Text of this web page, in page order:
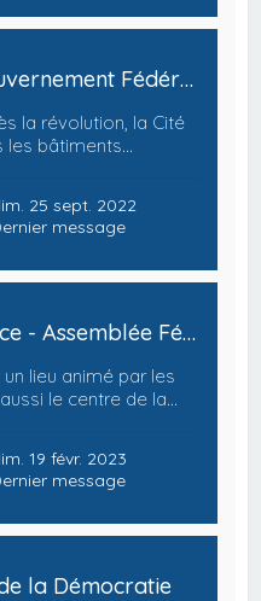
Cité Ministérielle - Gouvernement Fédéral
la révolution, la Cité
les bâtiments…
25 sept. 2022
message
Palais Richard de Frôce - Assemblée Fédérale
lieu animé par les
le centre de la…
19 févr. 2023
message
la Démocratie